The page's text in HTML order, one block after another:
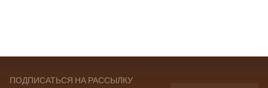
ПОДПИСАТЬСЯ НА РАССЫЛКУ